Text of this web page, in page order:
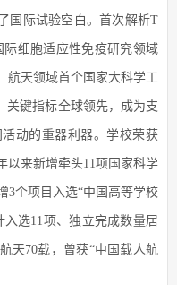
国际试验空白。首次解析T
细胞适应性免疫研究领域
航天领域首个国家大科学工
关键指标全球领先，成为支
动的重器利器。学校荣获
以来新增牵头11项国家科学
3个项目入选“中国高等学校
选11项、独立完成数量居
天70载，曾获“中国载人航